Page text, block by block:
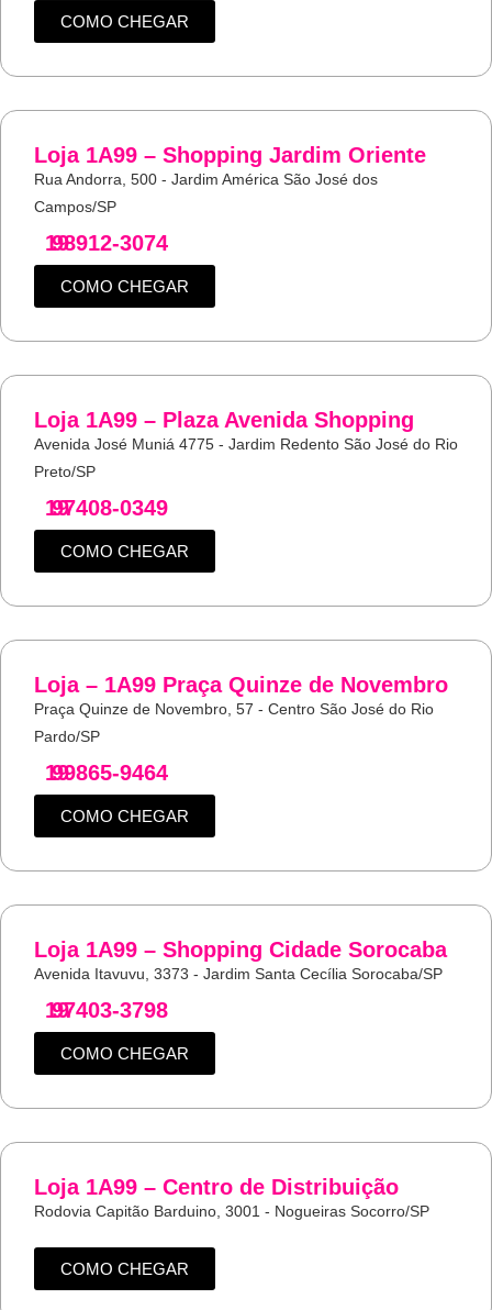
COMO CHEGAR
Loja 1A99 – Shopping Jardim Oriente
Rua Andorra, 500 - Jardim América São José dos
Campos/SP
19
98912-3074
COMO CHEGAR
Loja 1A99 – Plaza Avenida Shopping
Avenida José Muniá 4775 - Jardim Redento São José do Rio
Preto/SP
19
97408-0349
COMO CHEGAR
Loja – 1A99 Praça Quinze de Novembro
Praça Quinze de Novembro, 57 - Centro São José do Rio
Pardo/SP
19
99865-9464
COMO CHEGAR
Loja 1A99 – Shopping Cidade Sorocaba
Avenida Itavuvu, 3373 - Jardim Santa Cecília Sorocaba/SP
19
97403-3798
COMO CHEGAR
Loja 1A99 – Centro de Distribuição
Rodovia Capitão Barduino, 3001 - Nogueiras Socorro/SP
COMO CHEGAR